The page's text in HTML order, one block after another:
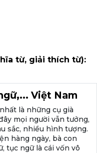
từ, giải thích từ):
Việt Nam
là những cụ già
mọi người vẫn tưởng,
sắc, nhiều hình tượng.
hàng ngày, bà con
tục ngữ là cái vốn vô